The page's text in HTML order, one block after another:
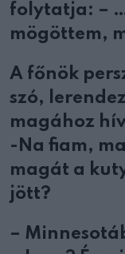
folytatja: –
mögöttem,
A főnök
szó,
magához
-Na fiam,
magát a
jött?
–